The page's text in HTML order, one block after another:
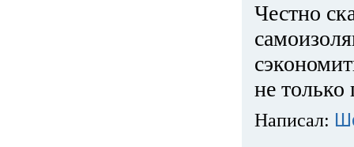
Честно
не только
Написал: